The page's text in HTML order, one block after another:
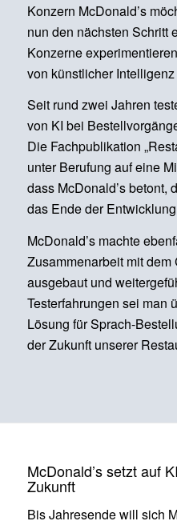
Konzern McDonald’s
nun den nächsten Schritt
Konzerne
von künstlicher Intelligenz
Seit rund zwei Jahren
von KI bei
Die Fachpublikation
unter Berufung auf eine
dass McDonald’s betont,
das Ende der
McDonald’s machte
Zusammenarbeit mit
ausgebaut und
Testerfahrungen sei man
Lösung für Sprach-
der Zukunft unserer
McDonald’s setzt auf
Zukunft
Bis Jahresende will sich